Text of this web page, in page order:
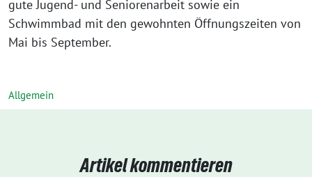
gute Jugend- und Seniorenarbeit sowie ein
Schwimmbad mit den gewohnten Öffnungszeiten von
Mai bis September.
Allgemein
Artikel kommentieren